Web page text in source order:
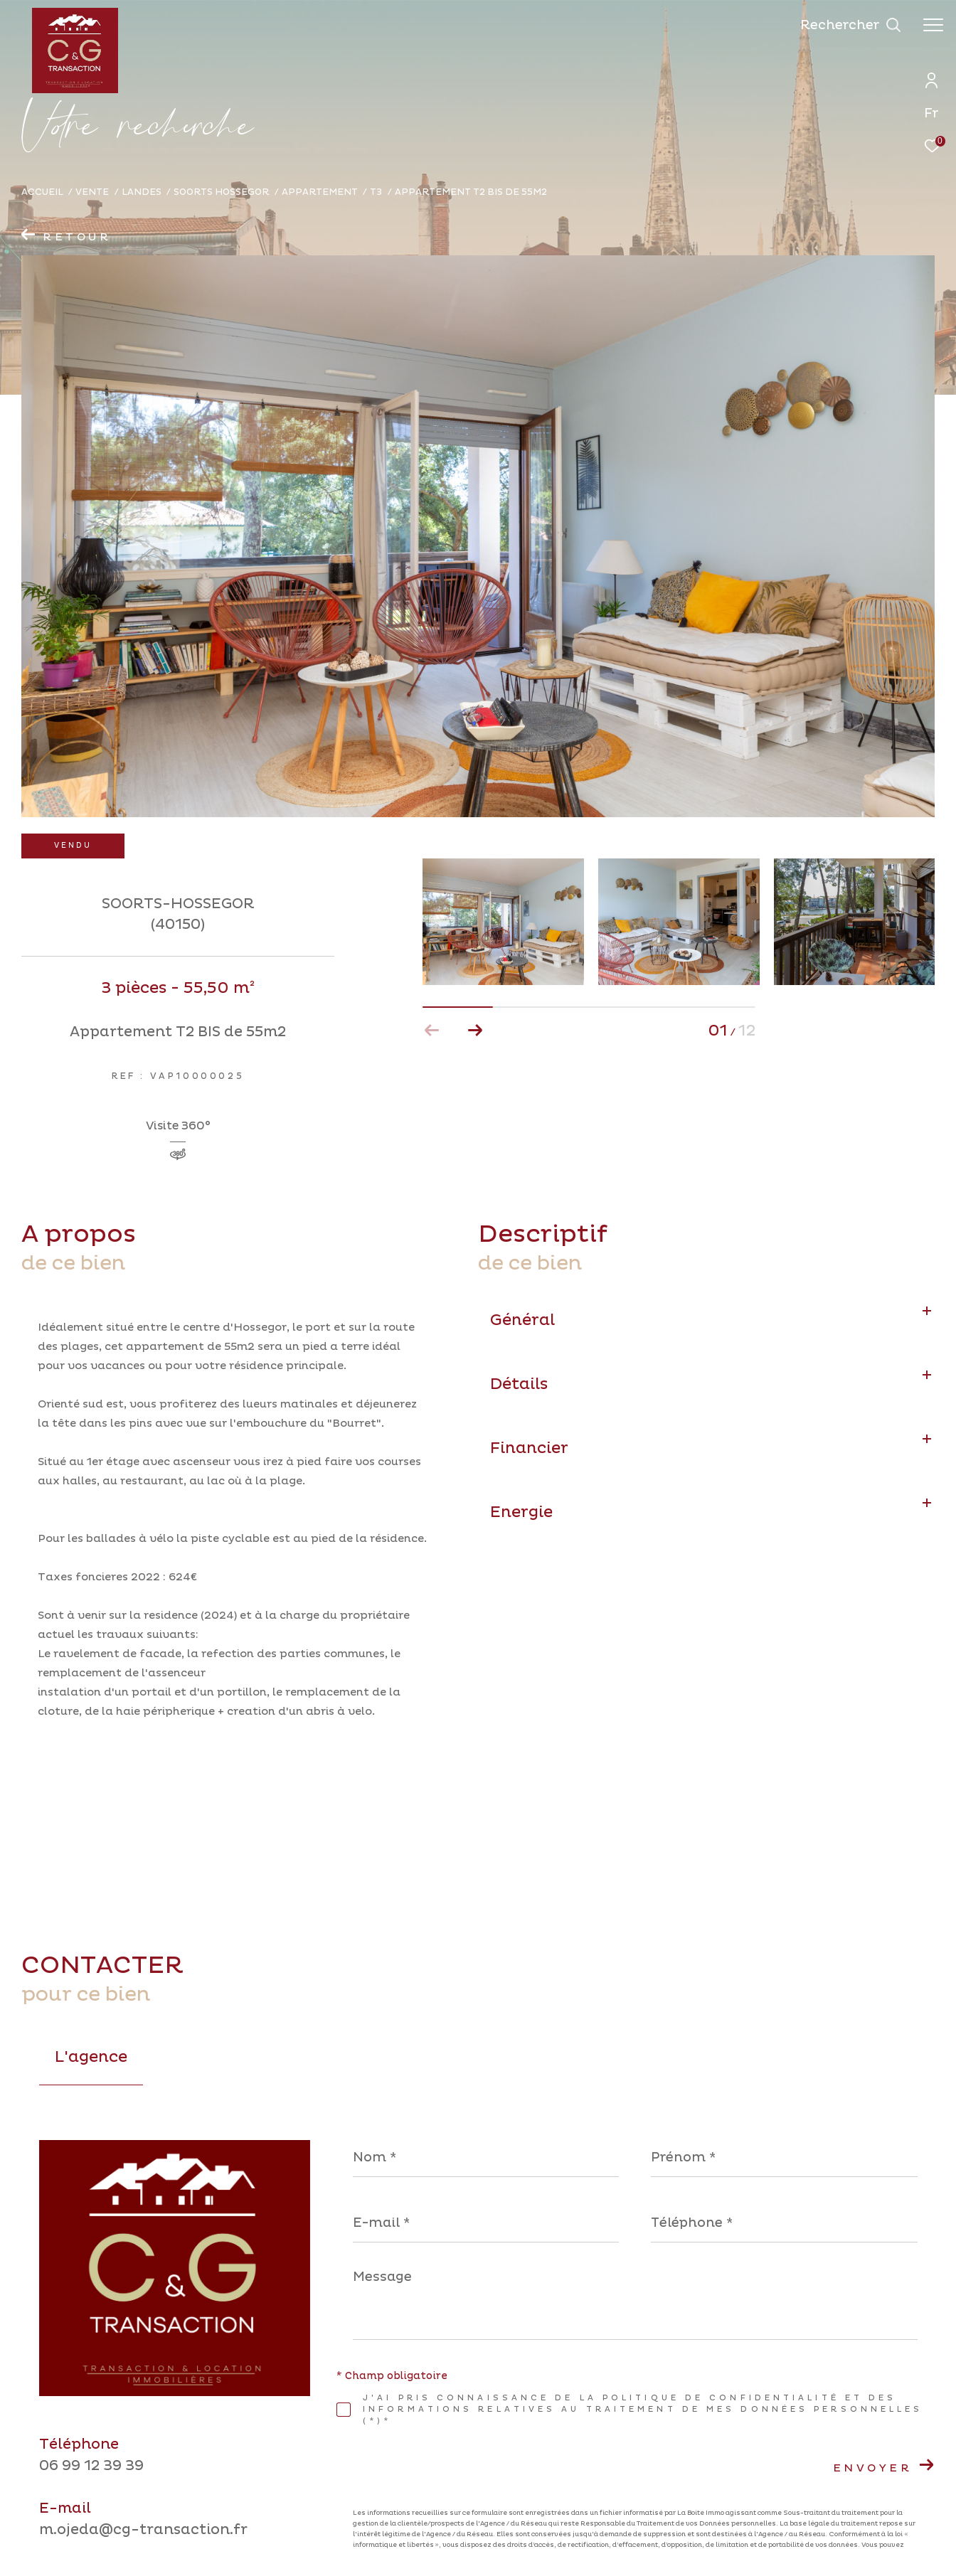
Fr
0
Rechercher
Vore recece
ACCUEIL VENTE LANDES SOORTS HOSSEGOR APPARTEMENT T3 APPARTEMENT T2 BIS DE 55M2
RETOUR
VENDU
01 /12
SOORTS-HOSSEGOR
(40150)
3 pièces - 55,50 m²
Appartement T2 BIS de 55m2
REF : VAP10000025
Visite 360°
a propos
de ce bien
Idéalement situé entre le centre d'Hossegor, le port et sur la route
des plages, cet appartement de 55m2 sera un pied a terre idéal
pour vos vacances ou pour votre résidence principale.
Orienté sud est, vous profiterez des lueurs matinales et déjeunerez
la tête dans les pins avec vue sur l'embouchure du "Bourret".
Situé au 1er étage avec ascenseur vous irez à pied faire vos courses
aux halles, au restaurant, au lac où à la plage.
Pour les ballades à vélo la piste cyclable est au pied de la résidence.
Taxes foncieres 2022 : 624€
Sont à venir sur la residence (2024) et à la charge du propriétaire
actuel les travaux suivants:
Le ravelement de facade, la refection des parties communes, le
remplacement de l'assenceur
instalation d'un portail et d'un portillon, le remplacement de la
cloture, de la haie péripherique + creation d'un abris à velo.
descriptif
de ce bien
Général
Détails
Financier
Energie
CONTACTER
pour ce bien
L'agence
Téléphone
06 99 12 39 39
E-mail
m.ojeda@cg-transaction.fr
*
*
mail
*
*
Message
J'AI PRIS CONNAISSANCE DE LA POLITIQUE DE CONFIDENTIALITÉ ET DES
INFORMATIONS RELATIVES AU TRAITEMENT DE MES DONNÉES PERSONNELLES
(*)*
* Champ obligatoire
ENVOYER
Les informations recueillies sur ce formulaire sont enregistrées dans un fichier informatisé par La Boite Immo agissant comme Sous-traitant du traitement pour la
gestion de la clientèle/prospects de l'Agence / du Réseau qui reste Responsable du Traitement de vos Données personnelles. La base légale du traitement repose sur
l'intérêt légitime de l'Agence / du Réseau. Elles sont conservées jusqu'à demande de suppression et sont destinées à l'Agence / au Réseau. Conformément à la loi «
informatique et libertés », vous disposez des droits d’accès, de rectification, d’effacement, d’opposition, de limitation et de portabilité de vos données. Vous pouvez